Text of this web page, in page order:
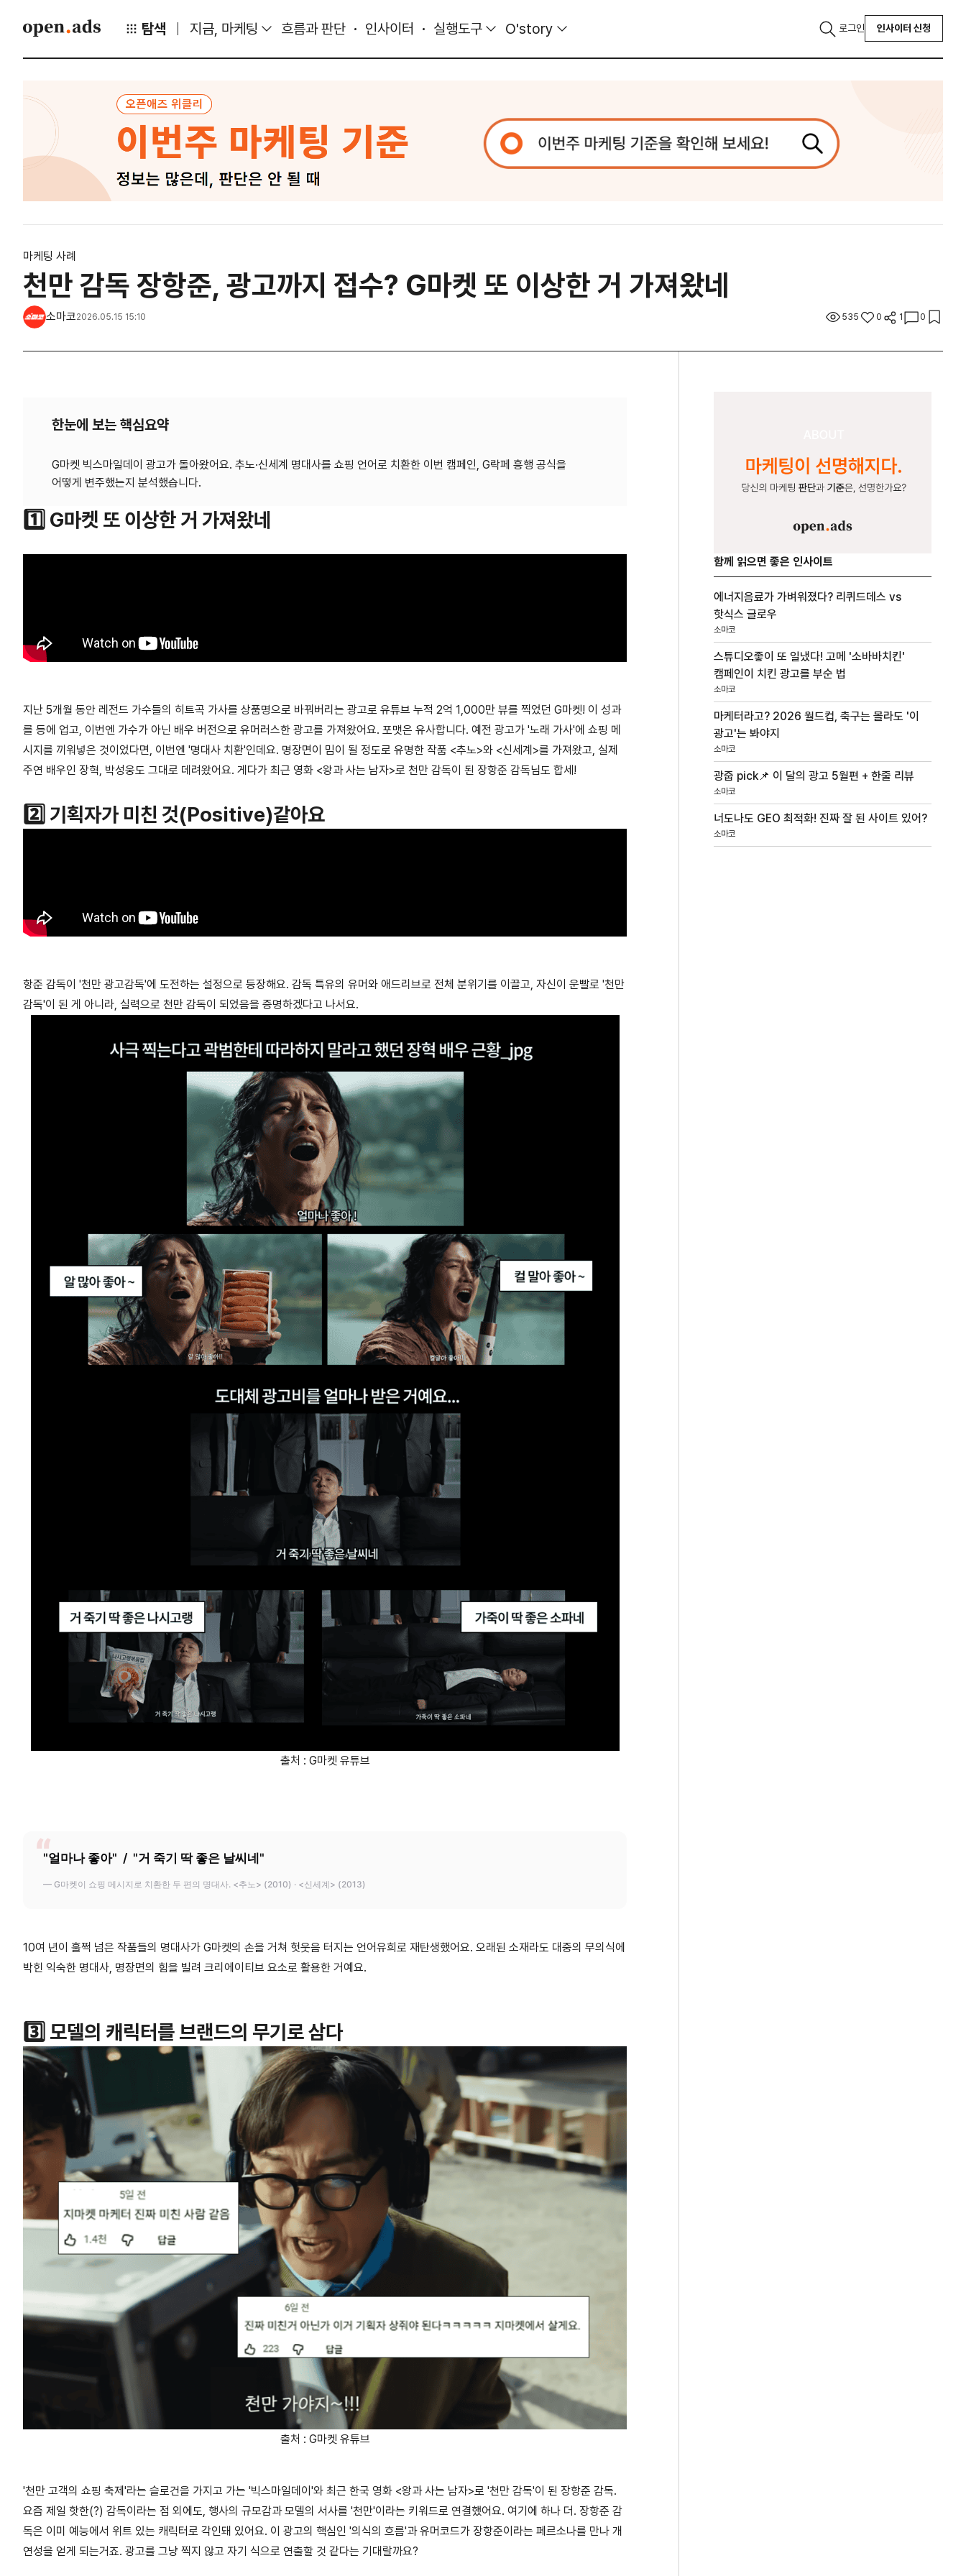
탐색 지금, 마케팅 흐름과 판단 인사이터 실행도구 O'story 로그인 인사이터 신청
마케팅 사례
천만 감독 장항준, 광고까지 접수? G마켓 또 이상한 거 가져왔네
소마코2026.05.15 15:10 535 0 1 0
한눈에 보는 핵심요약
G마켓 빅스마일데이 광고가 돌아왔어요. 추노·신세계 명대사를 쇼핑 언어로 치환한 이번 캠페인, G락페 흥행 공식을
1️⃣ G마켓 또 이상한 거 가져왔네
지난 5개월 동안 레전드 가수들의 히트곡 가사를 상품명으로 바꿔버리는 광고로 유튜브 누적 2억 1,000만 뷰를 찍었던 G마켓! 이 성과
를 등에 업고, 이번엔 가수가 아닌 배우 버전으로 유머러스한 광고를 가져왔어요. 포맷은 유사합니다. 예전 광고가 '노래 가사'에 쇼핑 메
시지를 끼워넣은 것이었다면, 이번엔 '명대사 치환'인데요. 명장면이 밈이 될 정도로 유명한 작품 <추노>와 <신세계>를 가져왔고, 실제
주연 배우인 장혁, 박성웅도 그대로 데려왔어요. 게다가 최근 영화 <왕과 사는 남자>로 천만 감독이 된 장항준 감독님도 합세!
2️⃣ 기획자가 미친 것(Positive)같아요
항준 감독이 '천만 광고감독'에 도전하는 설정으로 등장해요. 감독 특유의 유머와 애드리브로 전체 분위기를 이끌고, 자신이 운빨로 '천만
감독'이 된 게 아니라, 실력으로 천만 감독이 되었음을 증명하겠다고 나서요.
출처 : G마켓 유튜브
"얼마나 좋아" / "거 죽기 딱 좋은 날씨네"
— G마켓이 쇼핑 메시지로 치환한 두 편의 명대사. <추노> (2010) · <신세계> (2013)
10여 년이 훌쩍 넘은 작품들의 명대사가 G마켓의 손을 거쳐 헛웃음 터지는 언어유희로 재탄생했어요. 오래된 소재라도 대중의 무의식에
박힌 익숙한 명대사, 명장면의 힘을 빌려 크리에이티브 요소로 활용한 거예요.
3️⃣ 모델의 캐릭터를 브랜드의 무기로 삼다
출처 : G마켓 유튜브
'천만 고객의 쇼핑 축제'라는 슬로건을 가지고 가는 '빅스마일데이'와 최근 한국 영화 <왕과 사는 남자>로 '천만 감독'이 된 장항준 감독.
요즘 제일 핫한(?) 감독이라는 점 외에도, 행사의 규모감과 모델의 서사를 '천만'이라는 키워드로 연결했어요. 여기에 하나 더. 장항준 감
독은 이미 예능에서 위트 있는 캐릭터로 각인돼 있어요. 이 광고의 핵심인 '의식의 흐름'과 유머코드가 장항준이라는 페르소나를 만나 개
연성을 얻게 되는거죠. 광고를 그냥 찍지 않고 자기 식으로 연출할 것 같다는 기대랄까요?
함께 읽으면 좋은 인사이트
에너지음료가 가벼워졌다? 리퀴드데스 vs
핫식스 글로우
소마코
스튜디오좋이 또 일냈다! 고메 '소바바치킨'
캠페인이 치킨 광고를 부순 법
소마코
마케터라고? 2026 월드컵, 축구는 몰라도 '이
광고'는 봐야지
소마코
광줍 pick📌 이 달의 광고 5월편 + 한줄 리뷰
소마코
너도나도 GEO 최적화! 진짜 잘 된 사이트 있어?
소마코